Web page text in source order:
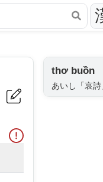
thơ buồn
あいし「哀詩